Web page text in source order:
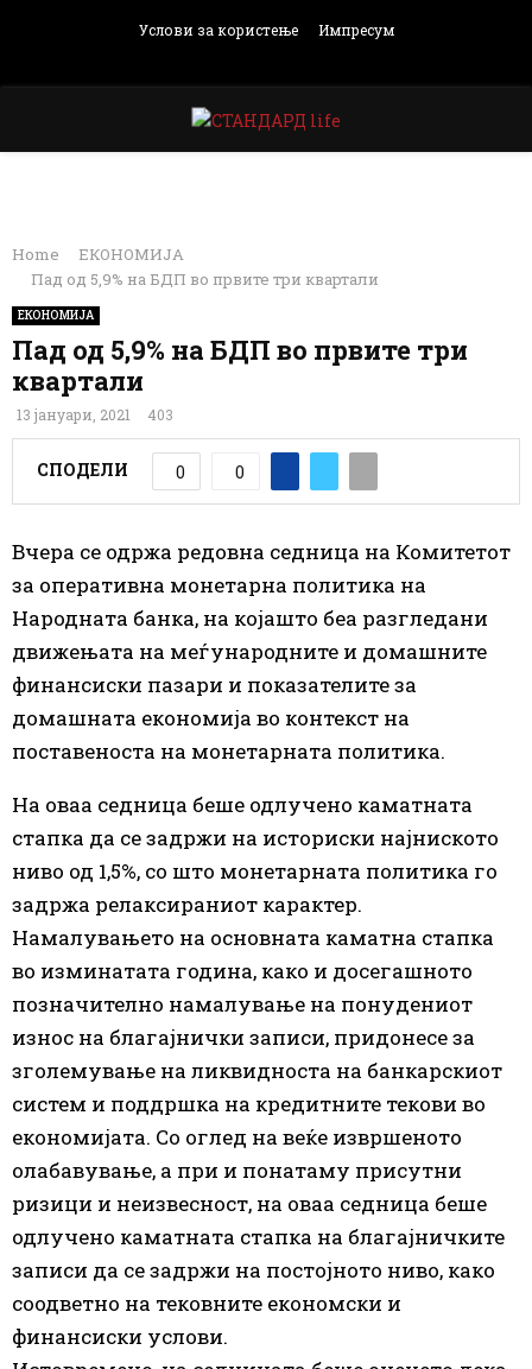
Услови за користење Импресум
PRIMARY
Home
ЕКОНОМИЈА
Пад од 5,9% на БДП во првите три квартали
ЕКОНОМИЈА
Пад од 5,9% на БДП во првите три
квартали
13 јануари, 2021 403
СПОДЕЛИ 0 0
Вчера се одржа редовна седница на Комитетот
за оперативна монетарна политика на
Народната банка, на којашто беа разгледани
движењата на меѓународните и домашните
финансиски пазари и показателите за
домашната економија во контекст на
поставеноста на монетарната политика.
На оваа седница беше одлучено каматната
стапка да се задржи на историски најниското
ниво од 1,5%, со што монетарната политика го
задржа релаксираниот карактер.
Намалувањето на основната каматна стапка
во изминатата година, како и досегашното
позначително намалување на понудениот
износ на благајнички записи, придонесе за
зголемување на ликвидноста на банкарскиот
систем и поддршка на кредитните текови во
економијата. Со оглед на веќе извршеното
олабавување, а при и понатаму присутни
ризици и неизвесност, на оваа седница беше
одлучено каматната стапка на благајничките
записи да се задржи на постојното ниво, како
соодветно на тековните економски и
финансиски услови.